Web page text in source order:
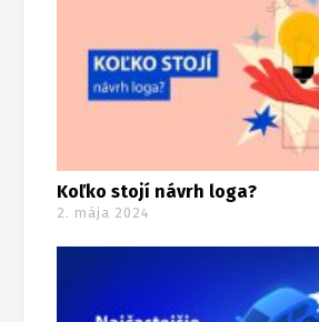
Koľko stojí návrh loga?
2. mája 2024